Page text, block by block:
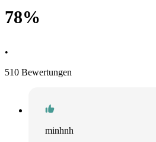
78%
•
510 Bewertungen
minhnh